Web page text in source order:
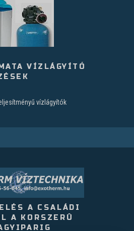
VÍZLÁGYÍTÓ
vízlágyítók
A CSALÁDI
A KORSZERÛ